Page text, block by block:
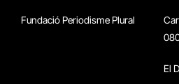
Fundació Periodisme Plural
El